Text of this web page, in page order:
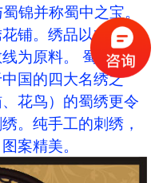
锦并称蜀中之宝。
铺。绣品以本地织
为原料。 蜀绣以其
国的四大名绣之
花鸟）的蜀绣更令
。纯手工的刺绣，
案精美。